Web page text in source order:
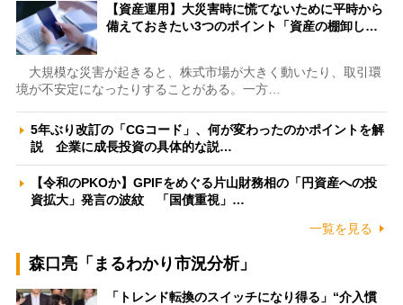
【資産運用】大災害時に慌てないために平時から
備えておきたい3つのポイント「資産の棚卸し…
大規模な災害が起きると、株式市場が大きく動いたり、取引環
境が不安定になったりすることがある。一方…
5年ぶり改訂の「CGコード」、何が変わったのかポイントを解
説 企業に成長投資の具体的な説…
【令和のPKOか】GPIFをめぐる片山財務相の「円資産への投
資拡大」発言の波紋 「国債重視」…
一覧を見る
森口亮「まるわかり市況分析」
「トレンド転換のスイッチになり得る」“介入慣